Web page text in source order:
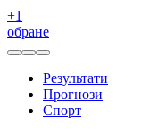
+1
обране
Результати
Прогнози
Спорт